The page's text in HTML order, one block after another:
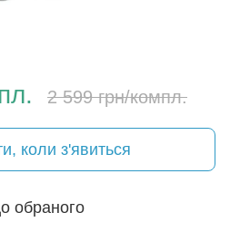
2 599 грн/компл.
коли з'явиться
обраного